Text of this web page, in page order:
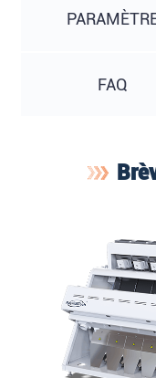
FAQ